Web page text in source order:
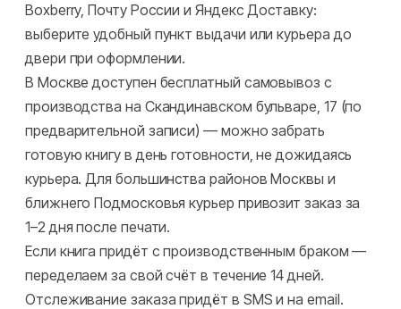
Boxberry, Почту России и Яндекс Доставку:
выберите удобный пункт выдачи или курьера до
двери при оформлении.
В Москве доступен бесплатный самовывоз с
производства на Скандинавском бульваре, 17 (по
предварительной записи) — можно забрать
готовую книгу в день готовности, не дожидаясь
курьера. Для большинства районов Москвы и
ближнего Подмосковья курьер привозит заказ за
1–2 дня после печати.
Если книга придёт с производственным браком —
переделаем за свой счёт в течение 14 дней.
Отслеживание заказа придёт в SMS и на email.